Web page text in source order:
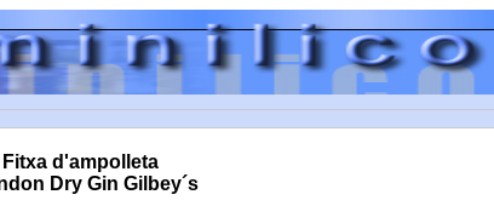
Fitxa d'ampolleta
Dry Gin Gilbey´s